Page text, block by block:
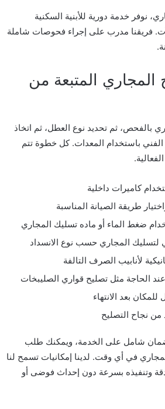
نوفر خدمة دورية للأبنية السكنية
فريقنا مدرب على إجراء فحوصات شاملة
المتبعة من
بالفحص، ثم تحديد نوع العطل، ثم اتخاذ
الفني باستخدام المعدات. كل خطوة تتم
كاميرات داخلية
طريقة الصيانة المناسبة
ضغط الماء أو ماده تسليك المجاري
المجاري حسب نوع الانسداد
لأنابيب الصرف التالفة
الحاجة مثل تصليح قواري الصليبخات
بعد الانتهاء
من نجاح التصليح
شامل على الخدمة، ويمكنك طلب
في أي وقت. لدينا إمكانيات تسمح لنا
وتنفيذه بسرعة دون إحداث فوضى أو